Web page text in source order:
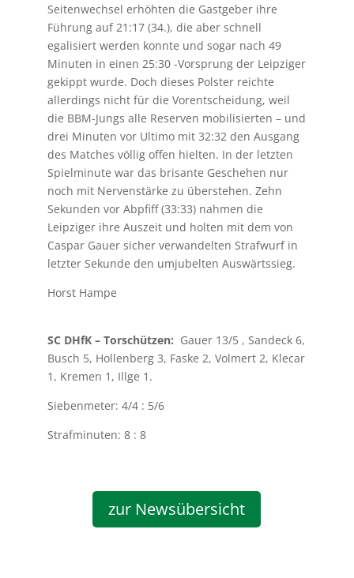
Seitenwechsel erhöhten die Gastgeber ihre
Führung auf 21:17 (34.), die aber schnell
egalisiert werden konnte und sogar nach 49
Minuten in einen 25:30 -Vorsprung der Leipziger
gekippt wurde. Doch dieses Polster reichte
allerdings nicht für die Vorentscheidung, weil
die BBM-Jungs alle Reserven mobilisierten – und
drei Minuten vor Ultimo mit 32:32 den Ausgang
des Matches völlig offen hielten. In der letzten
Spielminute war das brisante Geschehen nur
noch mit Nervenstärke zu überstehen. Zehn
Sekunden vor Abpfiff (33:33) nahmen die
Leipziger ihre Auszeit und holten mit dem von
Caspar Gauer sicher verwandelten Strafwurf in
letzter Sekunde den umjubelten Auswärtssieg.
Horst Hampe
SC DHfK – Torschützen: Gauer 13/5 , Sandeck 6,
Busch 5, Hollenberg 3, Faske 2, Volmert 2, Klecar
1, Kremen 1, Illge 1.
Siebenmeter: 4/4 : 5/6
Strafminuten: 8 : 8
zur Newsübersicht